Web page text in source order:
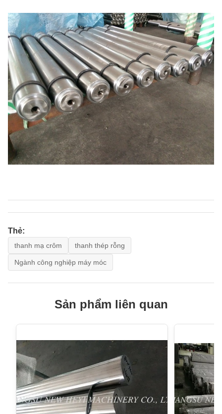
Thẻ:
thanh mạ crôm thanh thép rỗng
Ngành công nghiệp máy móc
Sản phẩm liên quan